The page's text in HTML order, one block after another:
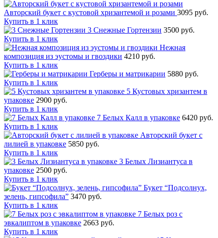
Авторский букет с кустовой хризантемой и розами 3095 руб.
Купить в 1 клик
3 Снежные Гортензии 3500 руб.
Купить в 1 клик
Нежная
композиция из эустомы и гвоздики 4210 руб.
Купить в 1 клик
Герберы и матрикарии 5880 руб.
Купить в 1 клик
5 Кустовых хризантем в
упаковке 2900 руб.
Купить в 1 клик
7 Белых Калл в упаковке 6420 руб.
Купить в 1 клик
Авторский букет с
лилией в упаковке 5850 руб.
Купить в 1 клик
3 Белых Лизиантуса в
упаковке 2500 руб.
Купить в 1 клик
Букет “Подсолнух,
зелень, гипсофила” 3470 руб.
Купить в 1 клик
7 Белых роз с
эвкалиптом в упаковке 2663 руб.
Купить в 1 клик